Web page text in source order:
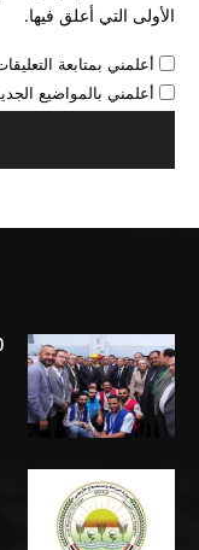
الأولى التي أعلق فيها.
أعلمني بمتابعة
أعلمني بالمواضيع